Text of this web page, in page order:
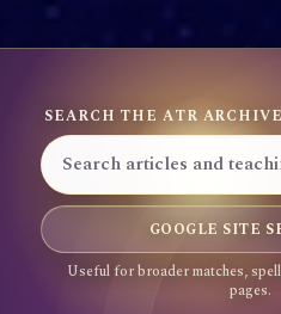
SEARCH THE ATR ARCHIVE
GOOGLE SITE
Useful for broader matches,
pages.